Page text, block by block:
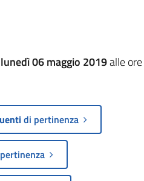
lunedì 06 maggio 2019alle ore
di pertinenza